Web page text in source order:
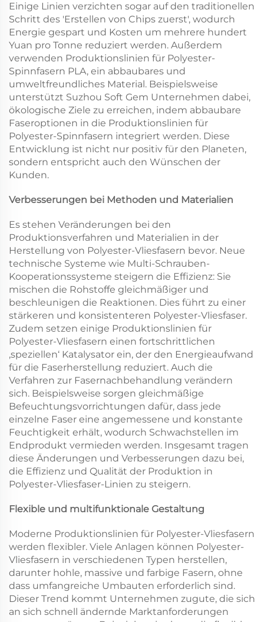
Einige Linien verzichten sogar auf den traditionellen
Schritt des 'Erstellen von Chips zuerst', wodurch
Energie gespart und Kosten um mehrere hundert
Yuan pro Tonne reduziert werden. Außerdem
verwenden Produktionslinien für Polyester-
Spinnfasern PLA, ein abbaubares und
umweltfreundliches Material. Beispielsweise
unterstützt Suzhou Soft Gem Unternehmen dabei,
ökologische Ziele zu erreichen, indem abbaubare
Faseroptionen in die Produktionslinien für
Polyester-Spinnfasern integriert werden. Diese
Entwicklung ist nicht nur positiv für den Planeten,
sondern entspricht auch den Wünschen der
Kunden.
Verbesserungen bei Methoden und Materialien
Es stehen Veränderungen bei den
Produktionsverfahren und Materialien in der
Herstellung von Polyester-Vliesfasern bevor. Neue
technische Systeme wie Multi-Schrauben-
Kooperationssysteme steigern die Effizienz: Sie
mischen die Rohstoffe gleichmäßiger und
beschleunigen die Reaktionen. Dies führt zu einer
stärkeren und konsistenteren Polyester-Vliesfaser.
Zudem setzen einige Produktionslinien für
Polyester-Vliesfasern einen fortschrittlichen
‚speziellen‘ Katalysator ein, der den Energieaufwand
für die Faserherstellung reduziert. Auch die
Verfahren zur Fasernachbehandlung verändern
sich. Beispielsweise sorgen gleichmäßige
Befeuchtungsvorrichtungen dafür, dass jede
einzelne Faser eine angemessene und konstante
Feuchtigkeit erhält, wodurch Schwachstellen im
Endprodukt vermieden werden. Insgesamt tragen
diese Änderungen und Verbesserungen dazu bei,
die Effizienz und Qualität der Produktion in
Polyester-Vliesfaser-Linien zu steigern.
Flexible und multifunktionale Gestaltung
Moderne Produktionslinien für Polyester-Vliesfasern
werden flexibler. Viele Anlagen können Polyester-
Vliesfasern in verschiedenen Typen herstellen,
darunter hohle, massive und farbige Fasern, ohne
dass umfangreiche Umbauten erforderlich sind.
Dieser Trend kommt Unternehmen zugute, die sich
an sich schnell ändernde Marktanforderungen